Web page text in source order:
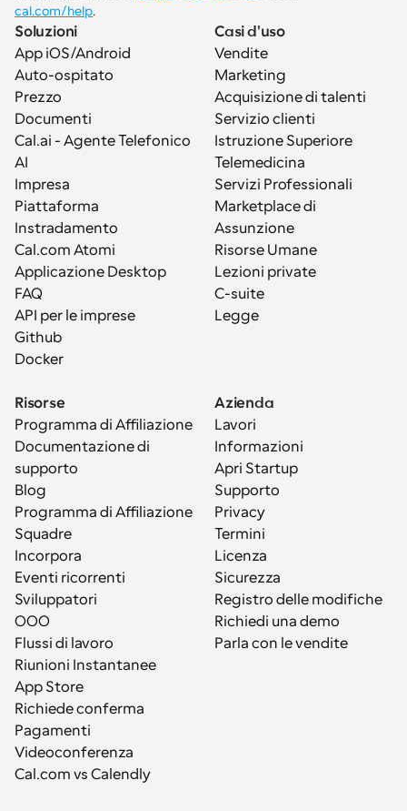
cal.com/help.
Soluzioni
App iOS/Android
Auto-ospitato
Prezzo
Documenti
Cal.ai - Agente Telefonico
AI
Impresa
Piattaforma
Instradamento
Cal.com Atomi
Applicazione Desktop
FAQ
API per le imprese
Github
Docker
Casi d'uso
Vendite
Marketing
Acquisizione di talenti
Servizio clienti
Istruzione Superiore
Telemedicina
Servizi Professionali
Marketplace di
Assunzione
Risorse Umane
Lezioni private
C-suite
Legge
Risorse
Programma di Affiliazione
Documentazione di
supporto
Blog
Programma di Affiliazione
Squadre
Incorpora
Eventi ricorrenti
Sviluppatori
OOO
Flussi di lavoro
Riunioni Instantanee
App Store
Richiede conferma
Pagamenti
Videoconferenza
Cal.com vs Calendly
Azienda
Lavori
Informazioni
Apri Startup
Supporto
Privacy
Termini
Licenza
Sicurezza
Registro delle modifiche
Richiedi una demo
Parla con le vendite